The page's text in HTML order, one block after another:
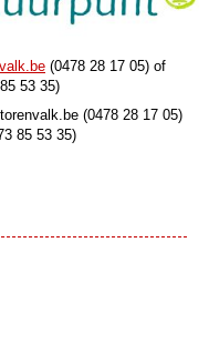
(0478 28 17 05) of
53 35)
(0478 28 17 05)
85 53 35)